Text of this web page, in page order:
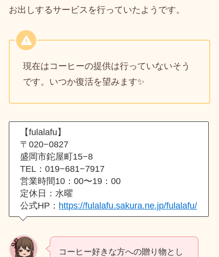
お出しするサービスを行っていたようです。
現在はコーヒーの提供は行っていないそう
です。いつか復活を望みます✨
【fulalafu】
〒020−0827
盛岡市鉈屋町15−8
TEL：019−681−7917
営業時間10：00〜19：00
定休日：水曜
公式HP： https://fulalafu.sakura.ne.jp/fulalafu/
コーヒー好きな方への贈り物とし